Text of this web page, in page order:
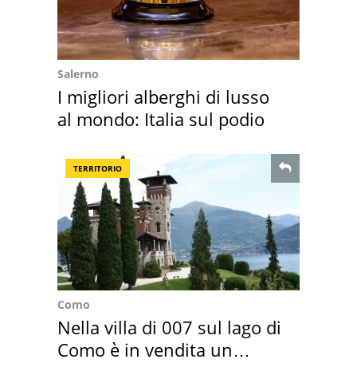
Salerno
I migliori alberghi di lusso
al mondo: Italia sul podio
TERRITORIO
Como
Nella villa di 007 sul lago di
Como è in vendita un